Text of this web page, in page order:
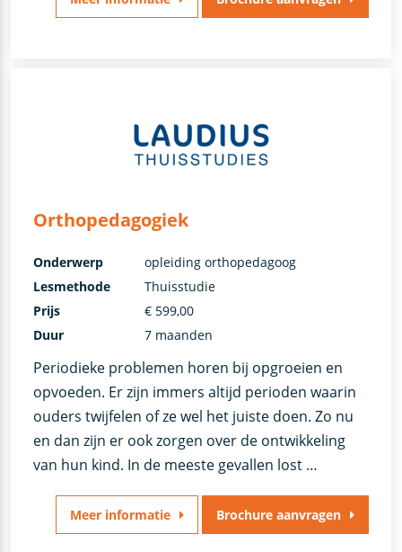
Orthopedagogiek
Periodieke problemen horen bij opgroeien en
opvoeden. Er zijn immers altijd perioden waarin
ouders twijfelen of ze wel het juiste doen. Zo nu
en dan zijn er ook zorgen over de ontwikkeling
van hun kind. In de meeste gevallen lost …
Onderwerp
opleiding orthopedagoog
Lesmethode
Thuisstudie
Prijs
€ 599,00
Duur
7 maanden
Meer informatie Brochure aanvragen